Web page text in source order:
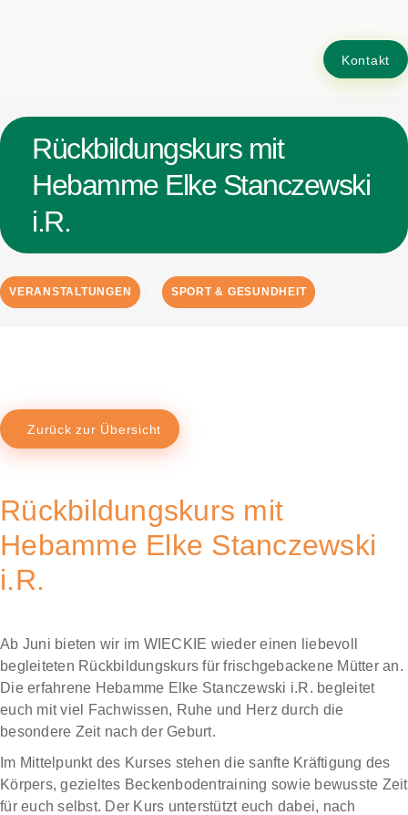
Kontakt
Rückbildungskurs mit
Hebamme Elke Stanczewski
i.R.
VERANSTALTUNGEN SPORT & GESUNDHEIT
Zurück zur Übersicht
Rückbildungskurs mit
Hebamme Elke Stanczewski
i.R.
Ab Juni bieten wir im WIECKIE wieder einen liebevoll
begleiteten Rückbildungskurs für frischgebackene Mütter an.
Die erfahrene Hebamme Elke Stanczewski i.R. begleitet
euch mit viel Fachwissen, Ruhe und Herz durch die
besondere Zeit nach der Geburt.
Im Mittelpunkt des Kurses stehen die sanfte Kräftigung des
Körpers, gezieltes Beckenbodentraining sowie bewusste Zeit
für euch selbst. Der Kurs unterstützt euch dabei, nach